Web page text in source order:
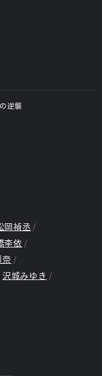
逆襲
岡禎丞
李依
奈
沢城みゆき